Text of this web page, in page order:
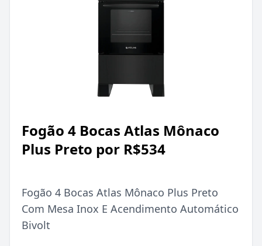
Fogão 4 Bocas Atlas Mônaco
Plus Preto por R$534
Fogão 4 Bocas Atlas Mônaco Plus Preto
Com Mesa Inox E Acendimento Automático
Bivolt